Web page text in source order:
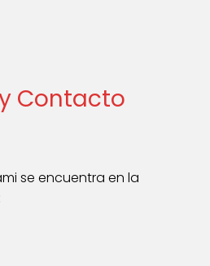
Contacto
se encuentra en la